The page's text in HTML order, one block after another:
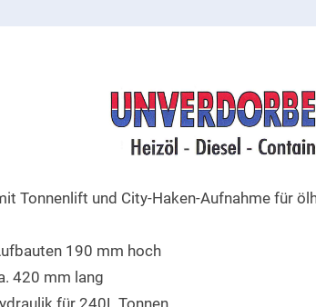
Tonnenlift und City-Haken-Aufnahme für
190 mm hoch
420 mm lang